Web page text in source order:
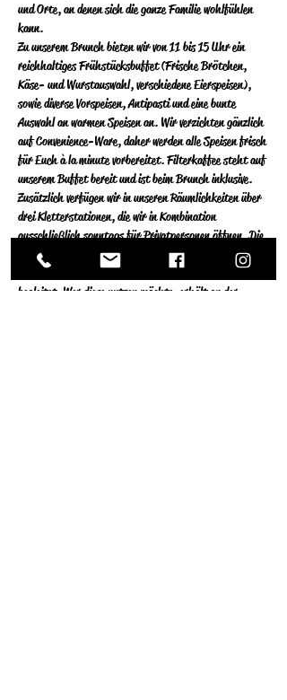
und Orte, an denen sich die ganze Familie wohlfühlen
kann.
Zu unserem Brunch bieten wir von 11 bis 15 Uhr ein
reichhaltiges Frühstücksbuffet (Frische Brötchen,
Käse- und Wurstauswahl, verschiedene Eierspeisen),
sowie diverse Vorspeisen, Antipasti und eine bunte
Auswahl an warmen Speisen an.  Wir verzichten gänzlich
auf Convenience-Ware, daher werden alle Speisen frisch
für Euch à la minute vorbereitet.  Filterkaffee steht auf
unserem Buffet bereit und ist beim Brunch inklusive.
Zusätzlich verfügen wir in unseren Räumlichkeiten über
drei Kletterstationen, die wir in Kombination
ausschließlich sonntags für Privatpersonen öffnen. Die
Stationen an der Kletterwand und im
Indoorhochseilgarten werden von einem Klettertrainer
begleitet.  Wer diese nutzen  möchte, erhält an der